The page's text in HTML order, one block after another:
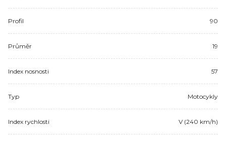
Profil 90
Průměr 19
Index nosnosti 57
Typ Motocykly
Index rychlosti V (240 km/h)